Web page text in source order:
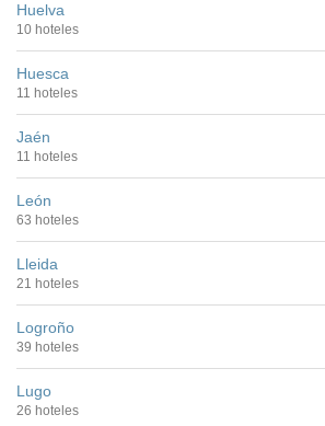
Huelva
10 hoteles
Huesca
11 hoteles
Jaén
11 hoteles
León
63 hoteles
Lleida
21 hoteles
Logroño
39 hoteles
Lugo
26 hoteles